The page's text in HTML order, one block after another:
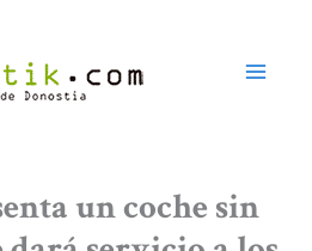
un coche sin